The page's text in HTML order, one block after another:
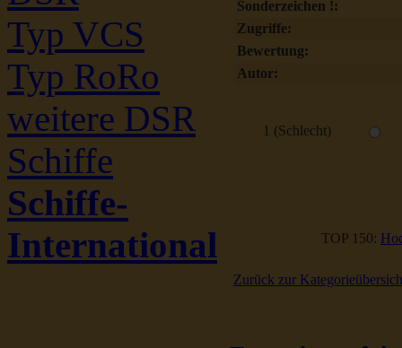
Typ VCS
Typ RoRo
weitere DSR
Schiffe
Schiffe-
International
Sonderzeichen !:
Zugriffe:
Bewertung:
Autor:
1 (Schlecht)
TOP 150:
Zurück zur